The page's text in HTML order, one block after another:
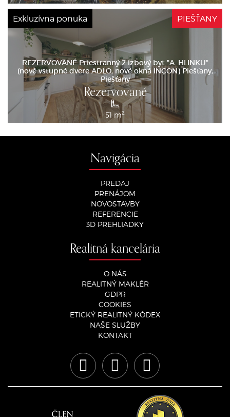
Exkluzívna ponuka
REZERVOVANÉ Priestranný 2 izbový byt "A. HLINKU"
(nové vstupné dvere ADLO, nové okná INCON) Piešťany,
Piešťany
Rezervované
51 m2
PIEŠŤANY
Navigácia
PREDAJ
PRENÁJOM
NOVOSTAVBY
REFERENCIE
3D PREHLIADKY
Realitná kancelária
O NÁS
REALITNÝ MAKLÉR
GDPR
COOKIES
ETICKÝ REALITNÝ KÓDEX
NAŠE SLUŽBY
KONTAKT